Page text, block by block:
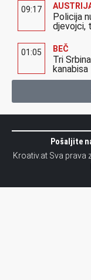
09:17
Policija
djevojci,
01:05 BEČ
Tri
kanabisa
Pošaljite
Kroativ.at Sva prava